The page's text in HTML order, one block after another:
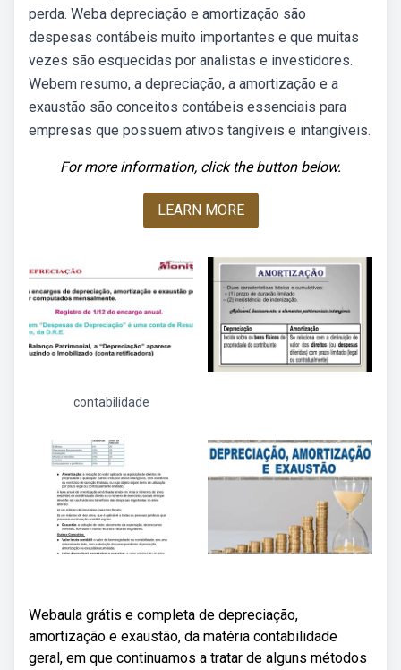
perda. Weba depreciação e amortização são
despesas contábeis muito importantes e que muitas
vezes são esquecidas por analistas e investidores.
Webem resumo, a depreciação, a amortização e a
exaustão são conceitos contábeis essenciais para
empresas que possuem ativos tangíveis e intangíveis.
For more information, click the button below.
LEARN MORE
contabilidade
Webaula grátis e completa de depreciação,
amortização e exaustão, da matéria contabilidade
geral, em que continuamos a tratar de alguns métodos